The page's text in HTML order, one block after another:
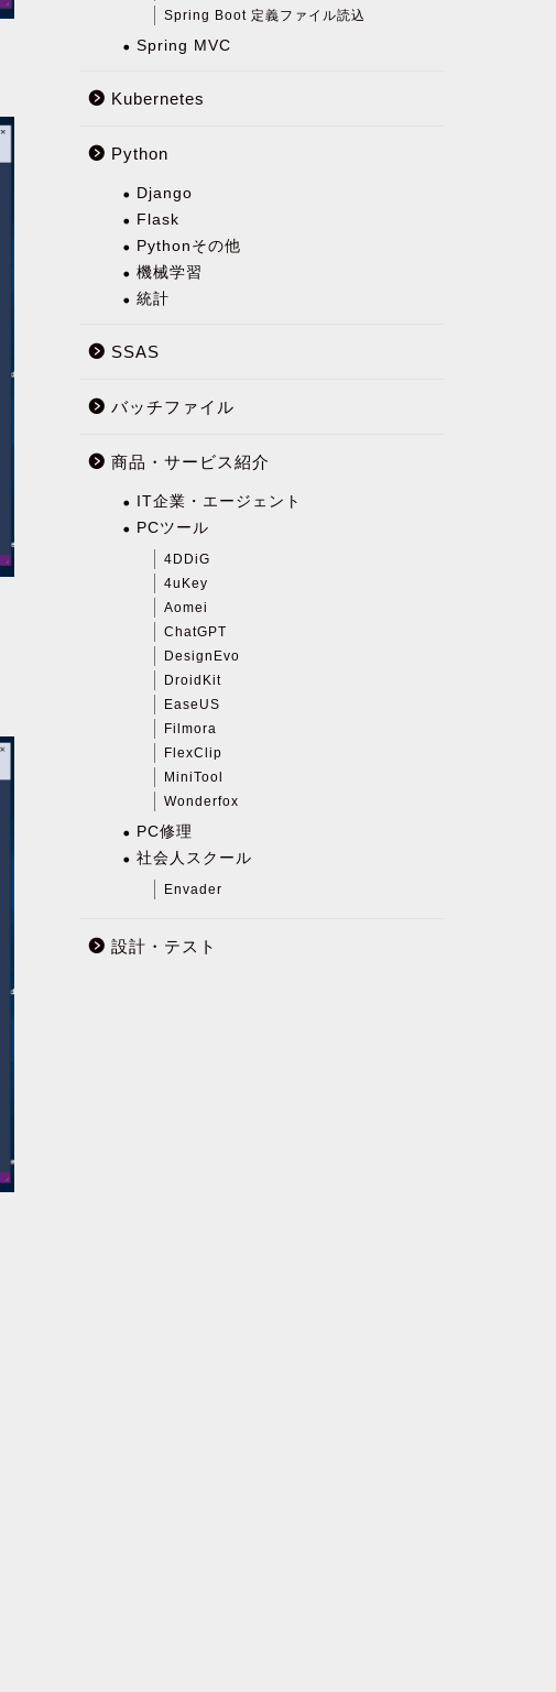
Spring Boot 定義ファイル読込
Spring MVC
Kubernetes
Python
Django
Flask
Pythonその他
機械学習
統計
SSAS
バッチファイル
商品・サービス紹介
IT企業・エージェント
PCツール
4DDiG
4uKey
Aomei
ChatGPT
DesignEvo
DroidKit
EaseUS
Filmora
FlexClip
MiniTool
Wonderfox
PC修理
社会人スクール
Envader
設計・テスト